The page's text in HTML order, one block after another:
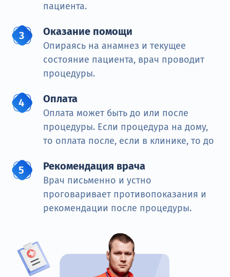
пациента.
Оказание помощи
Опираясь на анамнез и текущее
состояние пациента, врач проводит
процедуры.
Оплата
Оплата может быть до или после
процедуры. Если процедура на дому,
то оплата после, если в клинике, то до
Рекомендация врача
Врач письменно и устно
проговаривает противопоказания и
рекомендации после процедуры.